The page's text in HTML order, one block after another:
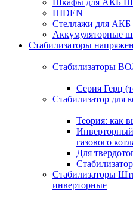
Шкафы для АКБ
HIDEN
Стеллажи для АКБ
Аккумуляторные
Стабилизаторы
Стабилизаторы
Серия Герц
Стабилизатор для
Теория: как
газового
Для
Стабилизаторы
инверторные